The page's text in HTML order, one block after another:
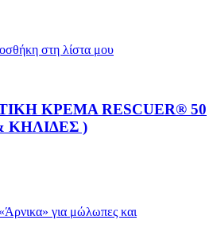
στη λίστα μου
ΚΡΕΜΑ RESCUER® 50
ΚΗΛΙΔΕΣ )